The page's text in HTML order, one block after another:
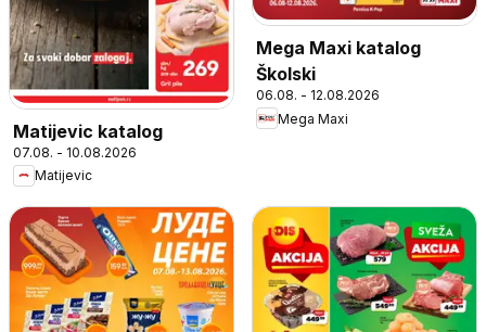
Matijevic katalog
07.08. - 10.08.2026
Matijevic
Mega Maxi katalog
Školski
06.08. - 12.08.2026
Mega Maxi